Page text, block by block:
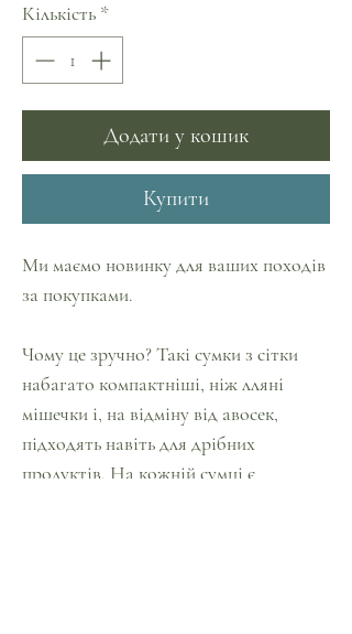
Кількість *
Додати у кошик
Купити
Ми маємо новинку для ваших походів
за покупками.
Чому це зручно? Такі сумки з сітки
набагато компактніші, ніж лляні
мішечки і, на відміну від авосек,
підходять навіть для дрібних
продуктів. На кожній сумці є